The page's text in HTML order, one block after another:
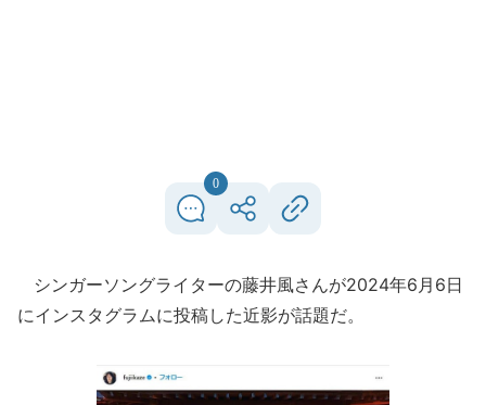
0
シンガーソングライターの藤井風さんが2024年6月6日
にインスタグラムに投稿した近影が話題だ。